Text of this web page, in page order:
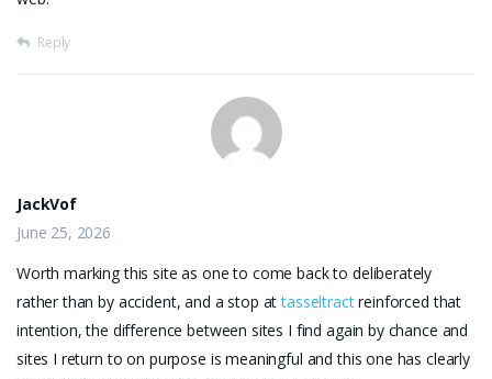
Reply
JackVof
June 25, 2026
Worth marking this site as one to come back to deliberately
rather than by accident, and a stop attasseltractreinforced that
intention, the difference between sites I find again by chance and
sites I return to on purpose is meaningful and this one has clearly